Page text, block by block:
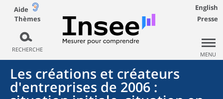
Aide
Thèmes
RECHERCHE
English
Presse
MENU
Les créations et créateurs
d'entreprises de 2006 :